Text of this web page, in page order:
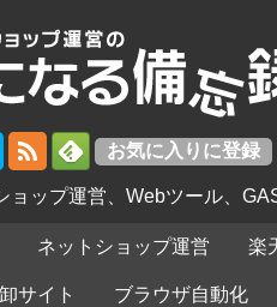
ョップ運営、Webツール、
ネットショップ運営 楽
サイト ブラウザ自動化